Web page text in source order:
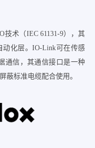
术（IEC 61131-9），其
动化层。IO-Link可在传感
通信，其通信接口是一种
蔽标准电缆配合使用。